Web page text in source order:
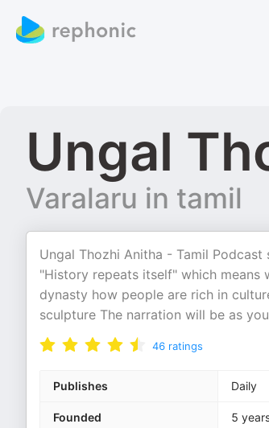
Ungal
Varalaru in tamil
Ungal Thozhi Anitha - Tamil
"History repeats itself" which
dynasty how people are rich in
sculpture The narration will be as
46 ratings
Publishes Daily
Founded 5